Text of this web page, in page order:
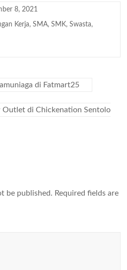
8, 2021
Kerja,SMA,SMK,Swasta,
di Fatmart25
Outlet di Chickenation Sentolo
be published. Required fields are